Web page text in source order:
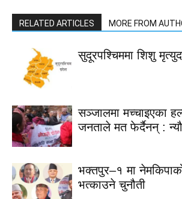
RELATED ARTICLES MORE FROM
सुदूरपश्चिममा शिशु
सञ्जालमा मच्चाइएका
जनताले मत फेर्दैनन् :
भक्तपुर–१ मा
भत्काउने चुनौती